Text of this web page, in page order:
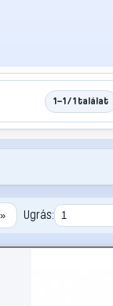
1–1 / 1 találat
» Ugrás: